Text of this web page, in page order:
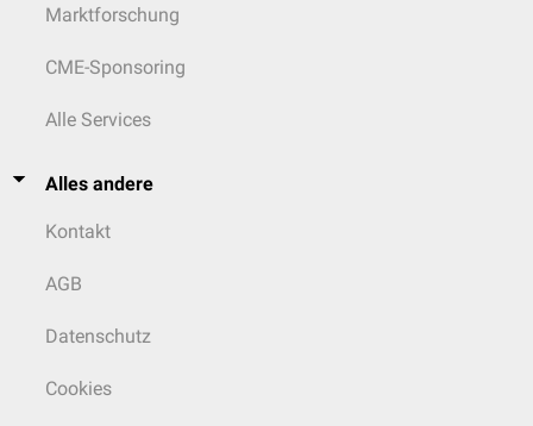
Marktforschung
CME-Sponsoring
Alle Services
Alles andere
Kontakt
AGB
Datenschutz
Cookies